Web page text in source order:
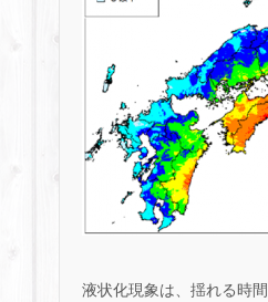
液状化現象は、揺れる時